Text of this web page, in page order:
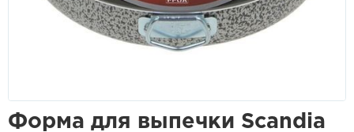
Форма для выпечки Scandia